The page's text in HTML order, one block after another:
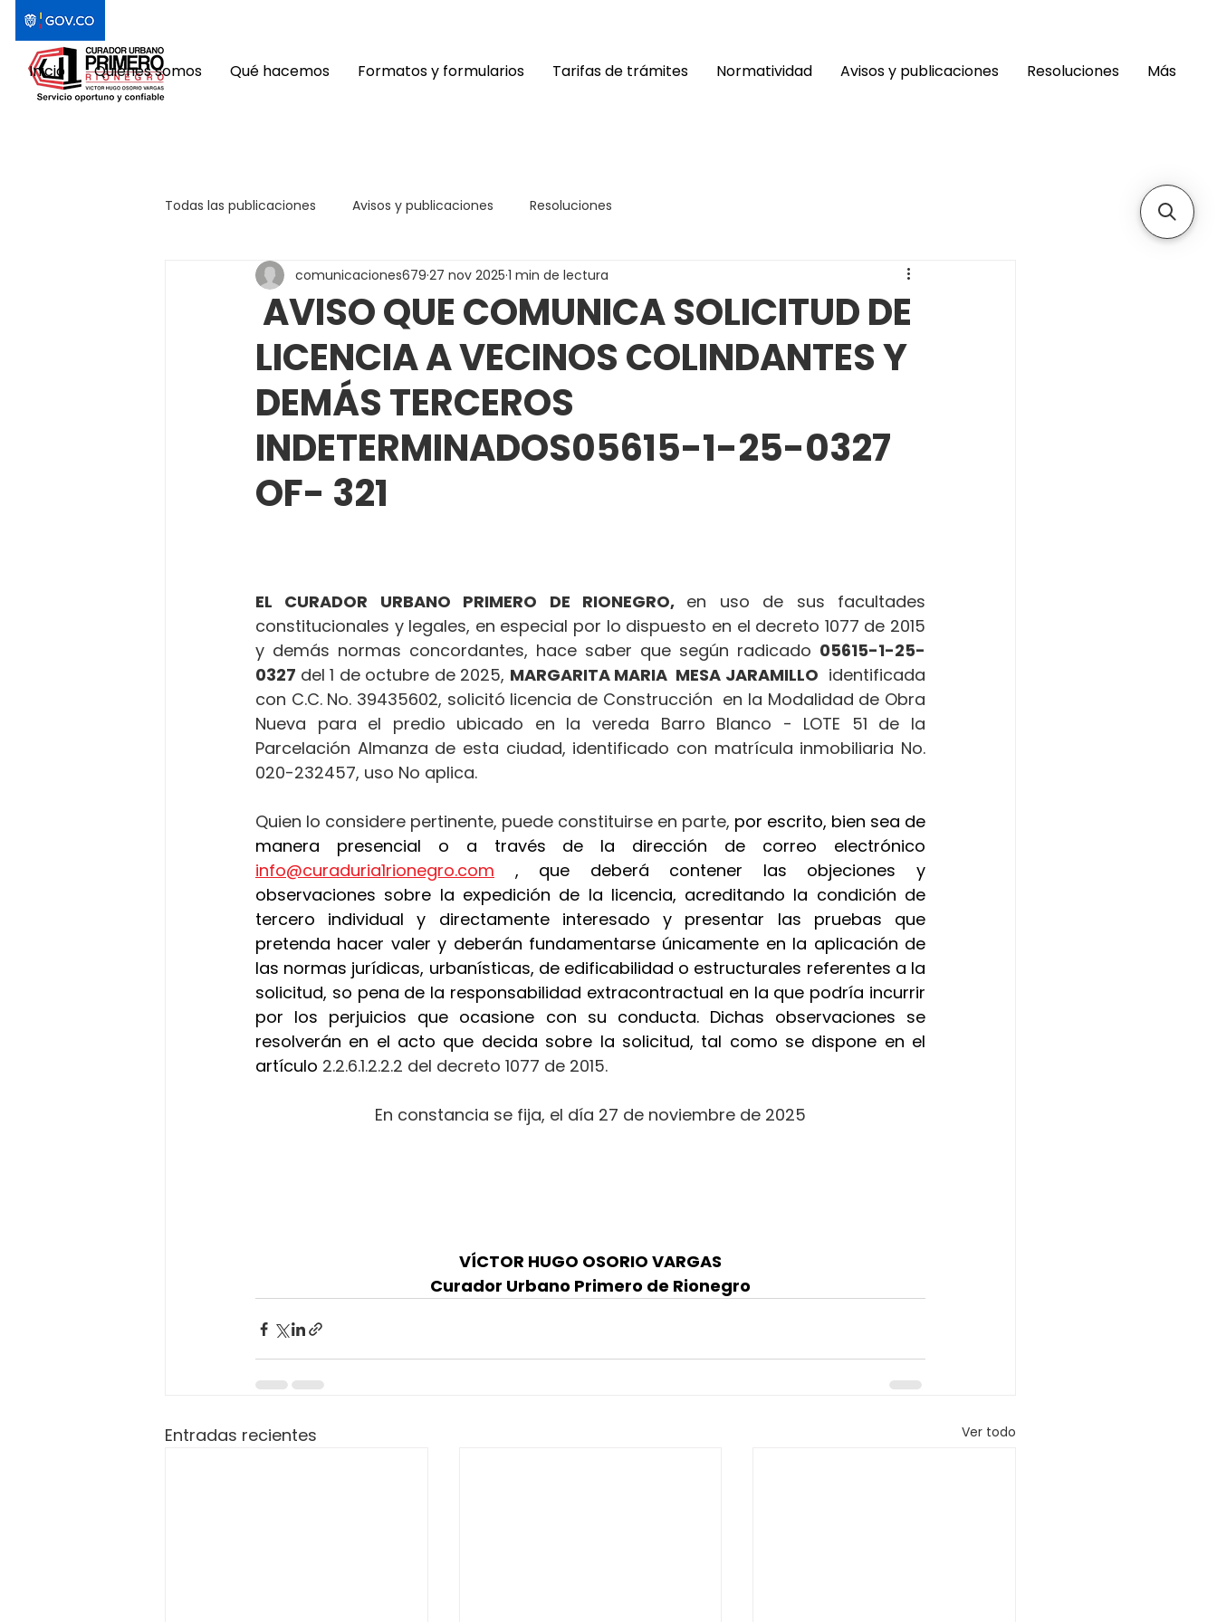
Inicio Quiénes somos Qué hacemos Formatos y formularios Tarifas de trámites Normatividad Avisos y publicaciones Resoluciones Más
Todas las publicaciones Avisos y publicaciones Resoluciones
AVISO QUE COMUNICA SOLICITUD DE
LICENCIA A VECINOS COLINDANTES Y
DEMÁS TERCEROS
INDETERMINADOS05615-1-25-0327
OF- 321
comunicaciones679 27 nov 2025 1 min de lectura
EL CURADOR URBANO PRIMERO DE RIONEGRO, en uso de sus facultades
constitucionales y legales, en especial por lo dispuesto en el decreto 1077 de 2015
y demás normas concordantes, hace saber que según radicado 05615-1-25-
0327 del 1 de octubre de 2025, MARGARITA MARIA  MESA JARAMILLO identificada
con C.C. No. 39435602, solicitó licencia de Construcción  en la Modalidad de Obra
Nueva para el predio ubicado en la vereda Barro Blanco - LOTE 51 de la
Parcelación Almanza de esta ciudad, identificado con matrícula inmobiliaria No.
020-232457, uso No aplica.
Quien lo considere pertinente, puede constituirse en parte, por escrito, bien sea de
info@curaduria1rionegro.com , que deberá contener las objeciones y
observaciones sobre la expedición de la licencia, acreditando la condición de
tercero individual y directamente interesado y presentar las pruebas que
pretenda hacer valer y deberán fundamentarse únicamente en la aplicación de
las normas jurídicas, urbanísticas, de edificabilidad o estructurales referentes a la
solicitud, so pena de la responsabilidad extracontractual en la que podría incurrir
por los perjuicios que ocasione con su conducta. Dichas observaciones se
resolverán en el acto que decida sobre la solicitud, tal como se dispone en el
artículo 2.2.6.1.2.2.2 del decreto 1077 de 2015.
En constancia se fija, el día 27 de noviembre de 2025
VÍCTOR HUGO OSORIO VARGAS
Curador Urbano Primero de Rionegro
Entradas recientes Ver todo